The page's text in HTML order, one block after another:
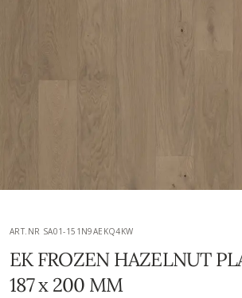
ART.NR SA01-151N9AEKQ4KW
EK FROZEN HAZELNUT
187 x 200 MM